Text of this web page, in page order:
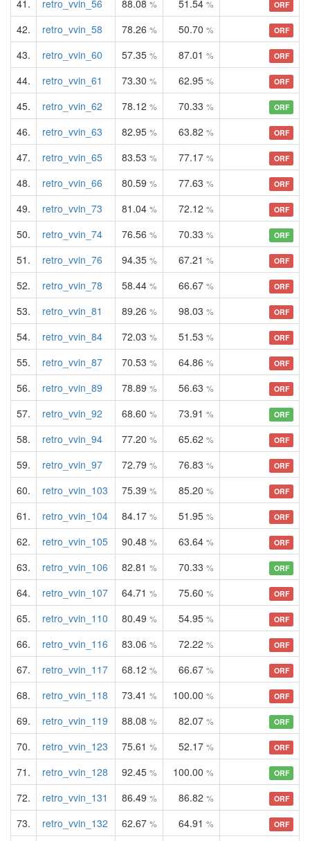
41. retro_vvin_56 88.08 % 51.54 % ORF
42. retro_vvin_58 78.26 % 50.70 % ORF
43. retro_vvin_60 57.35 % 87.01 % ORF
44. retro_vvin_61 73.30 % 62.95 % ORF
45. retro_vvin_62 78.12 % 70.33 % ORF
46. retro_vvin_63 82.95 % 63.82 % ORF
47. retro_vvin_65 83.53 % 77.17 % ORF
48. retro_vvin_66 80.59 % 77.63 % ORF
49. retro_vvin_73 81.04 % 72.12 % ORF
50. retro_vvin_74 76.56 % 70.33 % ORF
51. retro_vvin_76 94.35 % 67.21 % ORF
52. retro_vvin_78 58.44 % 66.67 % ORF
53. retro_vvin_81 89.26 % 98.03 % ORF
54. retro_vvin_84 72.03 % 51.53 % ORF
55. retro_vvin_87 70.53 % 64.86 % ORF
56. retro_vvin_89 78.89 % 56.63 % ORF
57. retro_vvin_92 68.60 % 73.91 % ORF
58. retro_vvin_94 77.20 % 65.62 % ORF
59. retro_vvin_97 72.79 % 76.83 % ORF
60. retro_vvin_103 75.39 % 85.20 % ORF
61. retro_vvin_104 84.17 % 51.95 % ORF
62. retro_vvin_105 90.48 % 63.64 % ORF
63. retro_vvin_106 82.81 % 70.33 % ORF
64. retro_vvin_107 64.71 % 75.60 % ORF
65. retro_vvin_110 80.49 % 54.95 % ORF
66. retro_vvin_116 83.06 % 72.22 % ORF
67. retro_vvin_117 68.12 % 66.67 % ORF
68. retro_vvin_118 73.41 % 100.00 % ORF
69. retro_vvin_119 88.08 % 82.07 % ORF
70. retro_vvin_123 75.61 % 52.17 % ORF
71. retro_vvin_128 92.45 % 100.00 % ORF
72. retro_vvin_131 86.49 % 86.82 % ORF
73. retro_vvin_132 62.67 % 64.91 % ORF